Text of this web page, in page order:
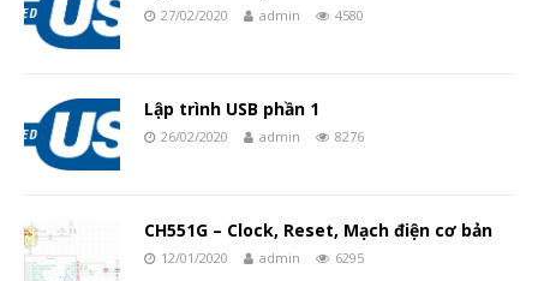
27/02/2020 admin 4580
Lập trình USB phần 1
26/02/2020 admin 8276
CH551G – Clock, Reset, Mạch điện cơ bản
12/01/2020 admin 6295